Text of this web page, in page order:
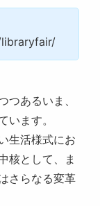
つあるいま、
います。
生活様式にお
核として、ま
さらなる変革